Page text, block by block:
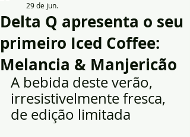
Delta Q apresenta o seu
primeiro Iced Coffee:
Melancia & Manjericão
29 de jun.
A bebida deste verão,
irresistivelmente fresca,
de edição limitada